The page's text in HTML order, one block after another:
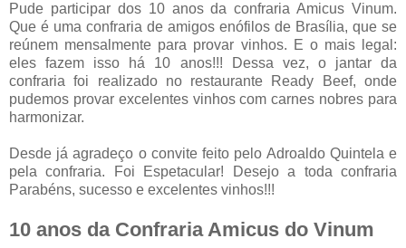
Pude participar dos 10 anos da confraria Amicus Vinum.
Que é uma confraria de amigos enófilos de Brasília, que se
reúnem mensalmente para provar vinhos. E o mais legal:
eles fazem isso há 10 anos!!! Dessa vez, o jantar da
confraria foi realizado no restaurante Ready Beef, onde
pudemos provar excelentes vinhos com carnes nobres para
harmonizar.
Desde já agradeço o convite feito pelo Adroaldo Quintela e
pela confraria. Foi Espetacular! Desejo a toda confraria
Parabéns, sucesso e excelentes vinhos!!!
10 anos da Confraria Amicus do Vinum